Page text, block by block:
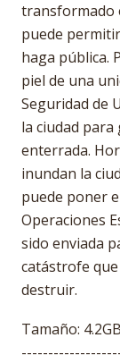
transformado
puede
haga pública.
piel de una
Seguridad de
la ciudad
enterrada.
inundan la
puede poner
Operaciones
sido enviada
catástrofe
destruir.
Tamaño: 4.2GB